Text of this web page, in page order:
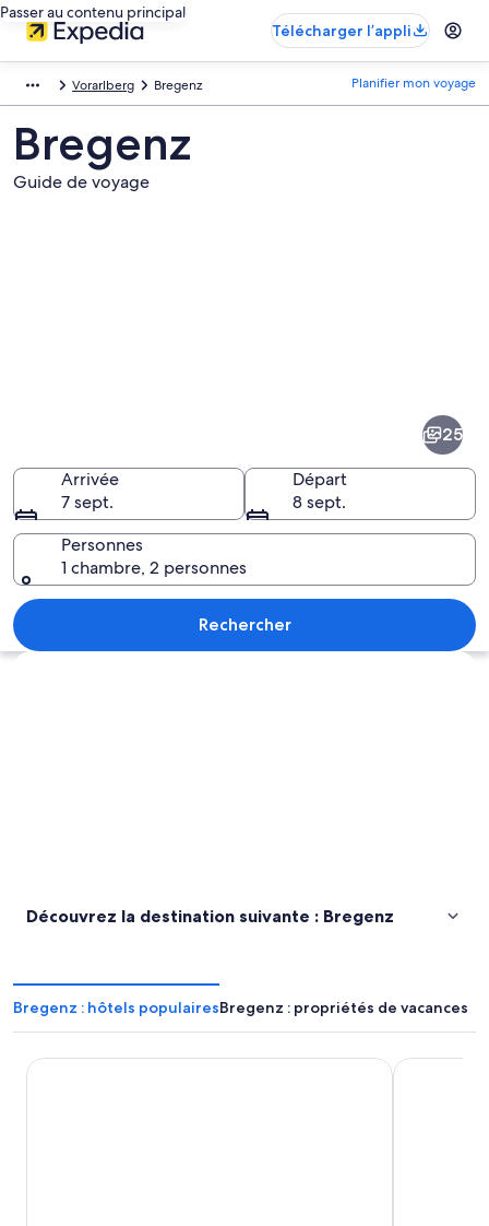
Passer au contenu principal
Télécharger l’appli
Vorarlberg Bregenz Planifier mon voyage
Bregenz
Guide de voyage
suivante :
Bregenz
Un bateau était amarré à un quai,
25
Arrivée
7 sept.
Départ
8 sept.
Personnes
1 chambre, 2 personnes
Rechercher
Explorer la carte
Découvrez la destination suivante : Bregenz
Bregenz : hôtels populairesBregenz : propriétés de vacances
Grand Hotel Bregenz - MGallery Collection Hotel